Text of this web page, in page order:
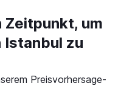
um
Istanbul zu
Preisvorhersage-